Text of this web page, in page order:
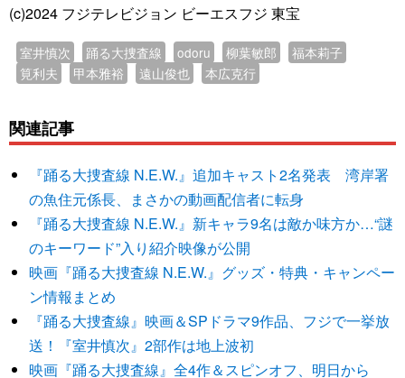
(c)2024 フジテレビジョン ビーエスフジ 東宝
室井慎次 踊る大捜査線 odoru 柳葉敏郎
福本莉子
筧利夫
甲本雅裕 遠山俊也 本広克行
関連記事
『踊る大捜査線 N.E.W.』追加キャスト2名発表 湾岸署
の魚住元係長、まさかの動画配信者に転身
『踊る大捜査線 N.E.W.』新キャラ9名は敵か味方か…“謎
のキーワード”入り紹介映像が公開
映画『踊る大捜査線 N.E.W.』グッズ・特典・キャンペー
ン情報まとめ
『踊る大捜査線』映画＆SPドラマ9作品、フジで一挙放
送！『室井慎次』2部作は地上波初
映画『踊る大捜査線』全4作＆スピンオフ、明日から